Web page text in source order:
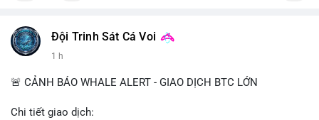
dẫn đầu với 41,85 tỷ USD nhưng tốc độ tăng trưởng chậm lại.
Đáng chú ý, tổng vốn hóa Stablecoin đạt 306,95 tỷ USD, với
của stablecoin cho thấy nhà đầu tư đang giữ tiền mặt chờ đợi
trọng điển hình.
Đội Trinh Sát Cá Voi
1 h
🚨 CẢNH BÁO WHALE ALERT - GIAO DỊCH BTC LỚN
Chi tiết giao dịch: